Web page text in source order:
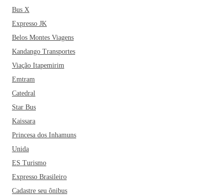
Bus X
Expresso JK
Belos Montes Viagens
Kandango Transportes
Viação Itapemirim
Emtram
Catedral
Star Bus
Kaissara
Princesa dos Inhamuns
Unida
ES Turismo
Expresso Brasileiro
Cadastre seu ônibus